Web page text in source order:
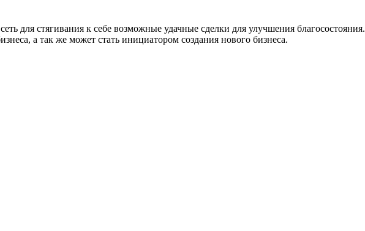
для стягивания к себе возможные удачные сделки для улучшения благосостояния.
а так же может стать инициатором создания нового бизнеса.